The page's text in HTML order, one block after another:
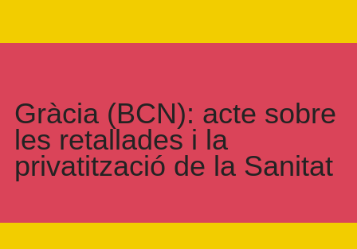
Gràcia (BCN): acte sobre
les retallades i la
privatització de la Sanitat